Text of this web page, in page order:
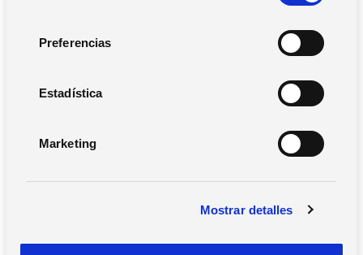
Preferencias
Estadística
Marketing
Mostrar detalles
Buscar